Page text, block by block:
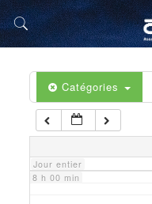
Catégories
Jour entier
5 h 00 min
6 h 00 min
7 h 00 min
8 h 00 min